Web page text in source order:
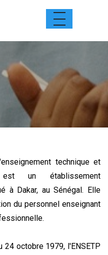
technique et
est un établissement
à Dakar, au Sénégal. Elle
du personnel enseignant
octobre 1979, l'ENSETP